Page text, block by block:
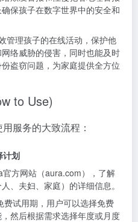
保孩子在数字世界中的安全和
管理孩子的在线活动，保护他
络威胁的侵害，同时也能及时
盗窃问题，为家庭提供全方位
to Use)
服务的大致流程：
计划
官方网站（aura.com），了解
、夫妇、家庭）的详细信息。
费试用期，用户可以选择免费
然后根据需求选择年度或月度